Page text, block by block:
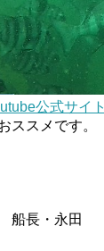
公式サイト
ススメです。
船長・永田